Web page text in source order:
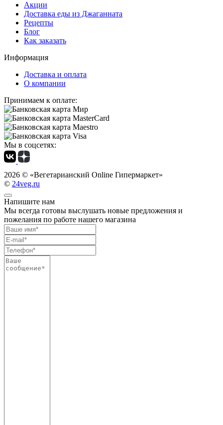
Акции
Доставка еды из Джаганната
Рецепты
Блог
Как заказать
Информация
Доставка и оплата
О компании
Принимаем к оплате:
Мы в соцсетях:
2026 © «Вегетарианский Online Гипермаркет»
© 24veg.ru
Напишите нам
Мы всегда готовы выслушать новые предложения и
пожелания по работе нашего магазина